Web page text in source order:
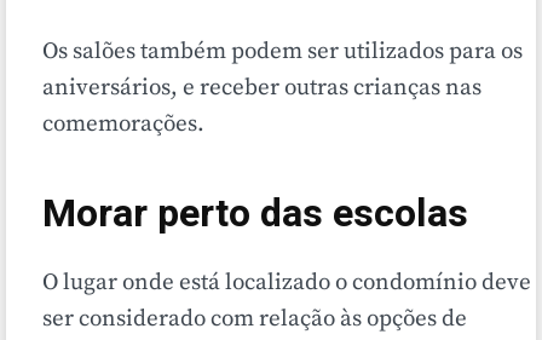
Os salões também podem ser utilizados para os
aniversários, e receber outras crianças nas
comemorações.
Morar perto das escolas
O lugar onde está localizado o condomínio deve
ser considerado com relação às opções de